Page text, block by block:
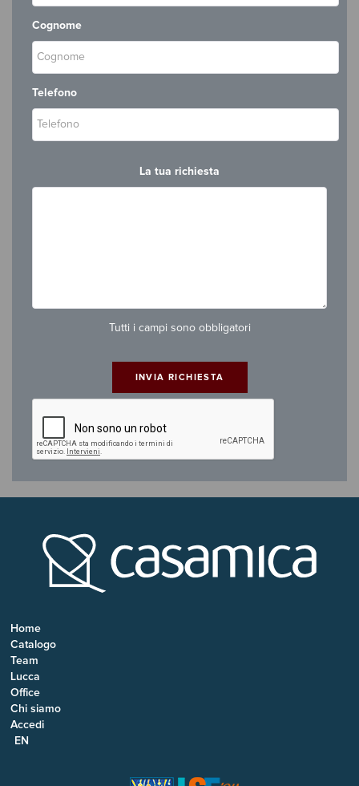
Cognome
Telefono
La tua richiesta
Tutti i campi sono obbligatori
INVIA RICHIESTA
Home
Catalogo
Team
Lucca
Office
Chi siamo
Accedi
EN